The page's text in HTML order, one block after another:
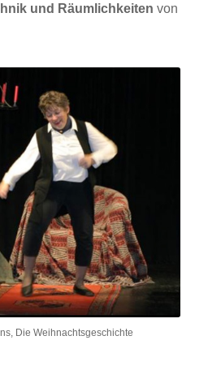
und Räumlichkeiten von
Die Weihnachtsgeschichte